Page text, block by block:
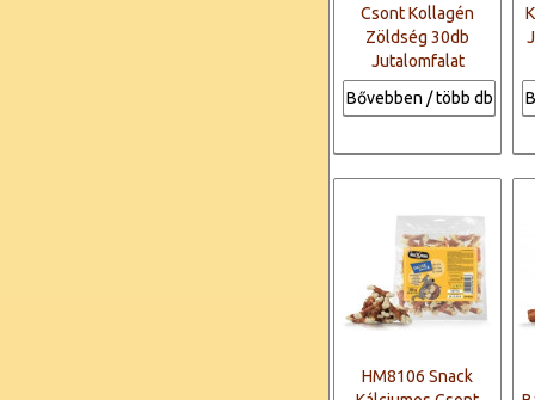
Csont Kollagén
Zöldség 30db
Jutalomfalat
Bővebben / több db
HM8106 Snack